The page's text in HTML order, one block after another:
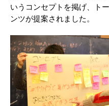
いうコンセプトを掲げ、ト
ンツが提案されました。